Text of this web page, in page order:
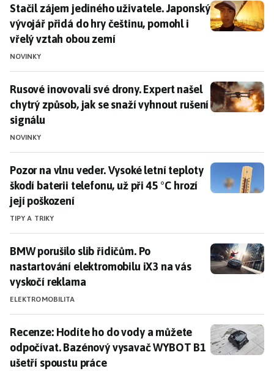
Stačil zájem jediného uživatele. Japonský vývojář
Stačil zájem jediného uživatele. Japonský
vývojář přidá do hry češtinu, pomohl i
vřelý vztah obou zemí
NOVINKY
Rusové inovovali své drony. Expert našel chytrý
Rusové inovovali své drony. Expert našel
chytrý způsob, jak se snaží vyhnout rušení
signálu
NOVINKY
Pozor na vlnu veder. Vysoké letní teploty škodí
Pozor na vlnu veder. Vysoké letní teploty
škodí baterii telefonu, už při 45 °C hrozí
její poškození
TIPY A TRIKY
BMW porušilo slib řidičům. Po nastartování
BMW porušilo slib řidičům. Po
nastartování elektromobilu iX3 na vás
vyskočí reklama
ELEKTROMOBILITA
Recenze: Hodíte ho do vody a můžete odpočívat.
Recenze: Hodíte ho do vody a můžete
odpočívat. Bazénový vysavač WYBOT B1
ušetří spoustu práce